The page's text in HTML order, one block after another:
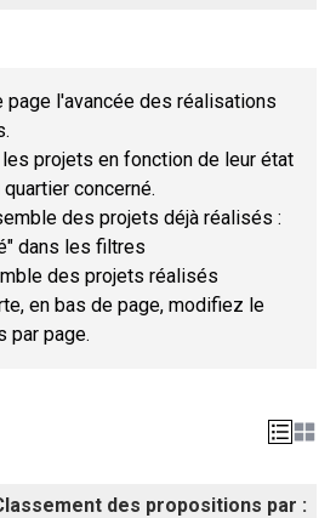
page l'avancée des réalisations
projets en fonction de leur état
concerné.
des projets déjà réalisés :
dans les filtres
des projets réalisés
en bas de page, modifiez le
par page.
des propositions par :